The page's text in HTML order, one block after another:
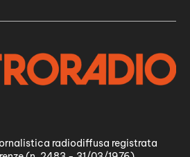
radiodiffusa registrata